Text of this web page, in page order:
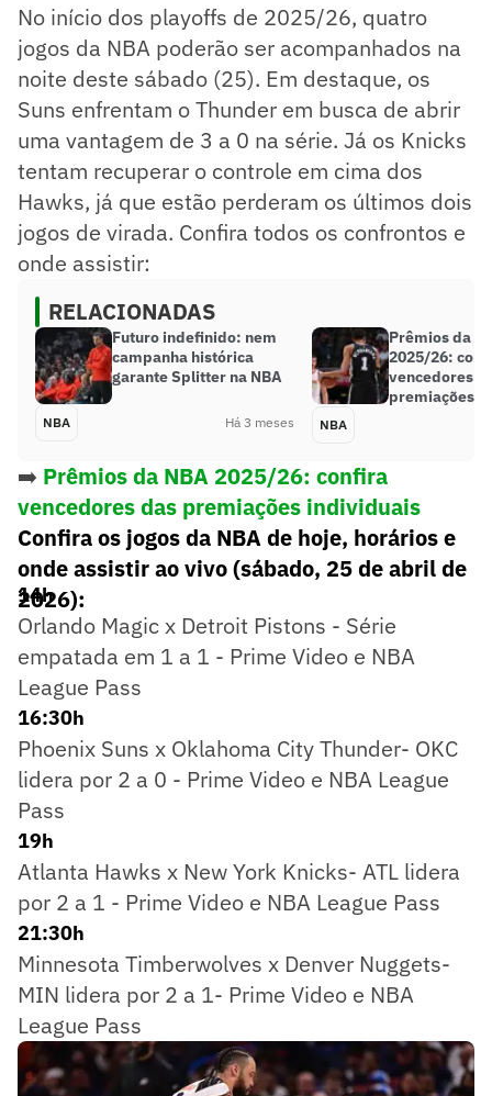
No início dos playoffs de 2025/26, quatro
jogos da NBA poderão ser acompanhados na
noite deste sábado (25). Em destaque, os
Suns enfrentam o Thunder em busca de abrir
uma vantagem de 3 a 0 na série. Já os Knicks
tentam recuperar o controle em cima dos
Hawks, já que estão perderam os últimos dois
jogos de virada. Confira todos os confrontos e
onde assistir:
RELACIONADAS
Futuro indefinido: nem
campanha histórica
garante Splitter na NBA
NBA Há 3 meses
Prêmios da
2025/26:
vencedores
premiações
NBA
➡️ Prêmios da NBA 2025/26: confira
vencedores das premiações individuais
Confira os jogos da NBA de hoje, horários e
onde assistir ao vivo (sábado, 25 de abril de
2026):
14h
Orlando Magic x Detroit Pistons - Série
empatada em 1 a 1 - Prime Video e NBA
League Pass
16:30h
Phoenix Suns x Oklahoma City Thunder- OKC
lidera por 2 a 0 - Prime Video e NBA League
Pass
19h
Atlanta Hawks x New York Knicks- ATL lidera
por 2 a 1 - Prime Video e NBA League Pass
21:30h
Minnesota Timberwolves x Denver Nuggets-
MIN lidera por 2 a 1- Prime Video e NBA
League Pass